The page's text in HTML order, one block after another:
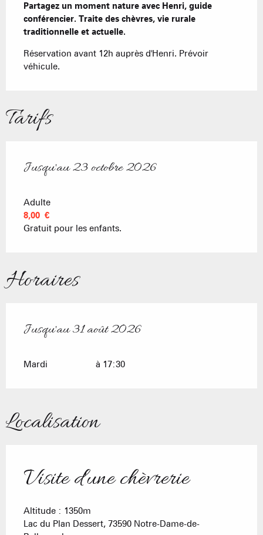
Partagez un moment nature avec Henri, guide
conférencier. Traite des chèvres, vie rurale
traditionnelle et actuelle.
Réservation avant 12h auprès d'Henri. Prévoir
véhicule.
Tarifs
Du18 avril 2026 au23 octobre 2026
Jusqu'au23 octobre 2026
Adulte
8,00 €
Gratuit pour les enfants.
Horaires
Du7 juillet 2026au31 août 2026
Jusqu'au31 août 2026
Mardi à 17:30
Localisation
Visite d'une chèvrerie
Altitude : 1350m
Lac du Plan Dessert, 73590 Notre-Dame-de-